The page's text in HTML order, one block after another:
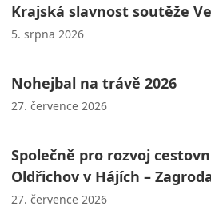
Krajská slavnost soutěže
5. srpna 2026
Nohejbal na trávě 2026
27. července 2026
Společně pro rozvoj
Oldřichov v Hájích –
27. července 2026